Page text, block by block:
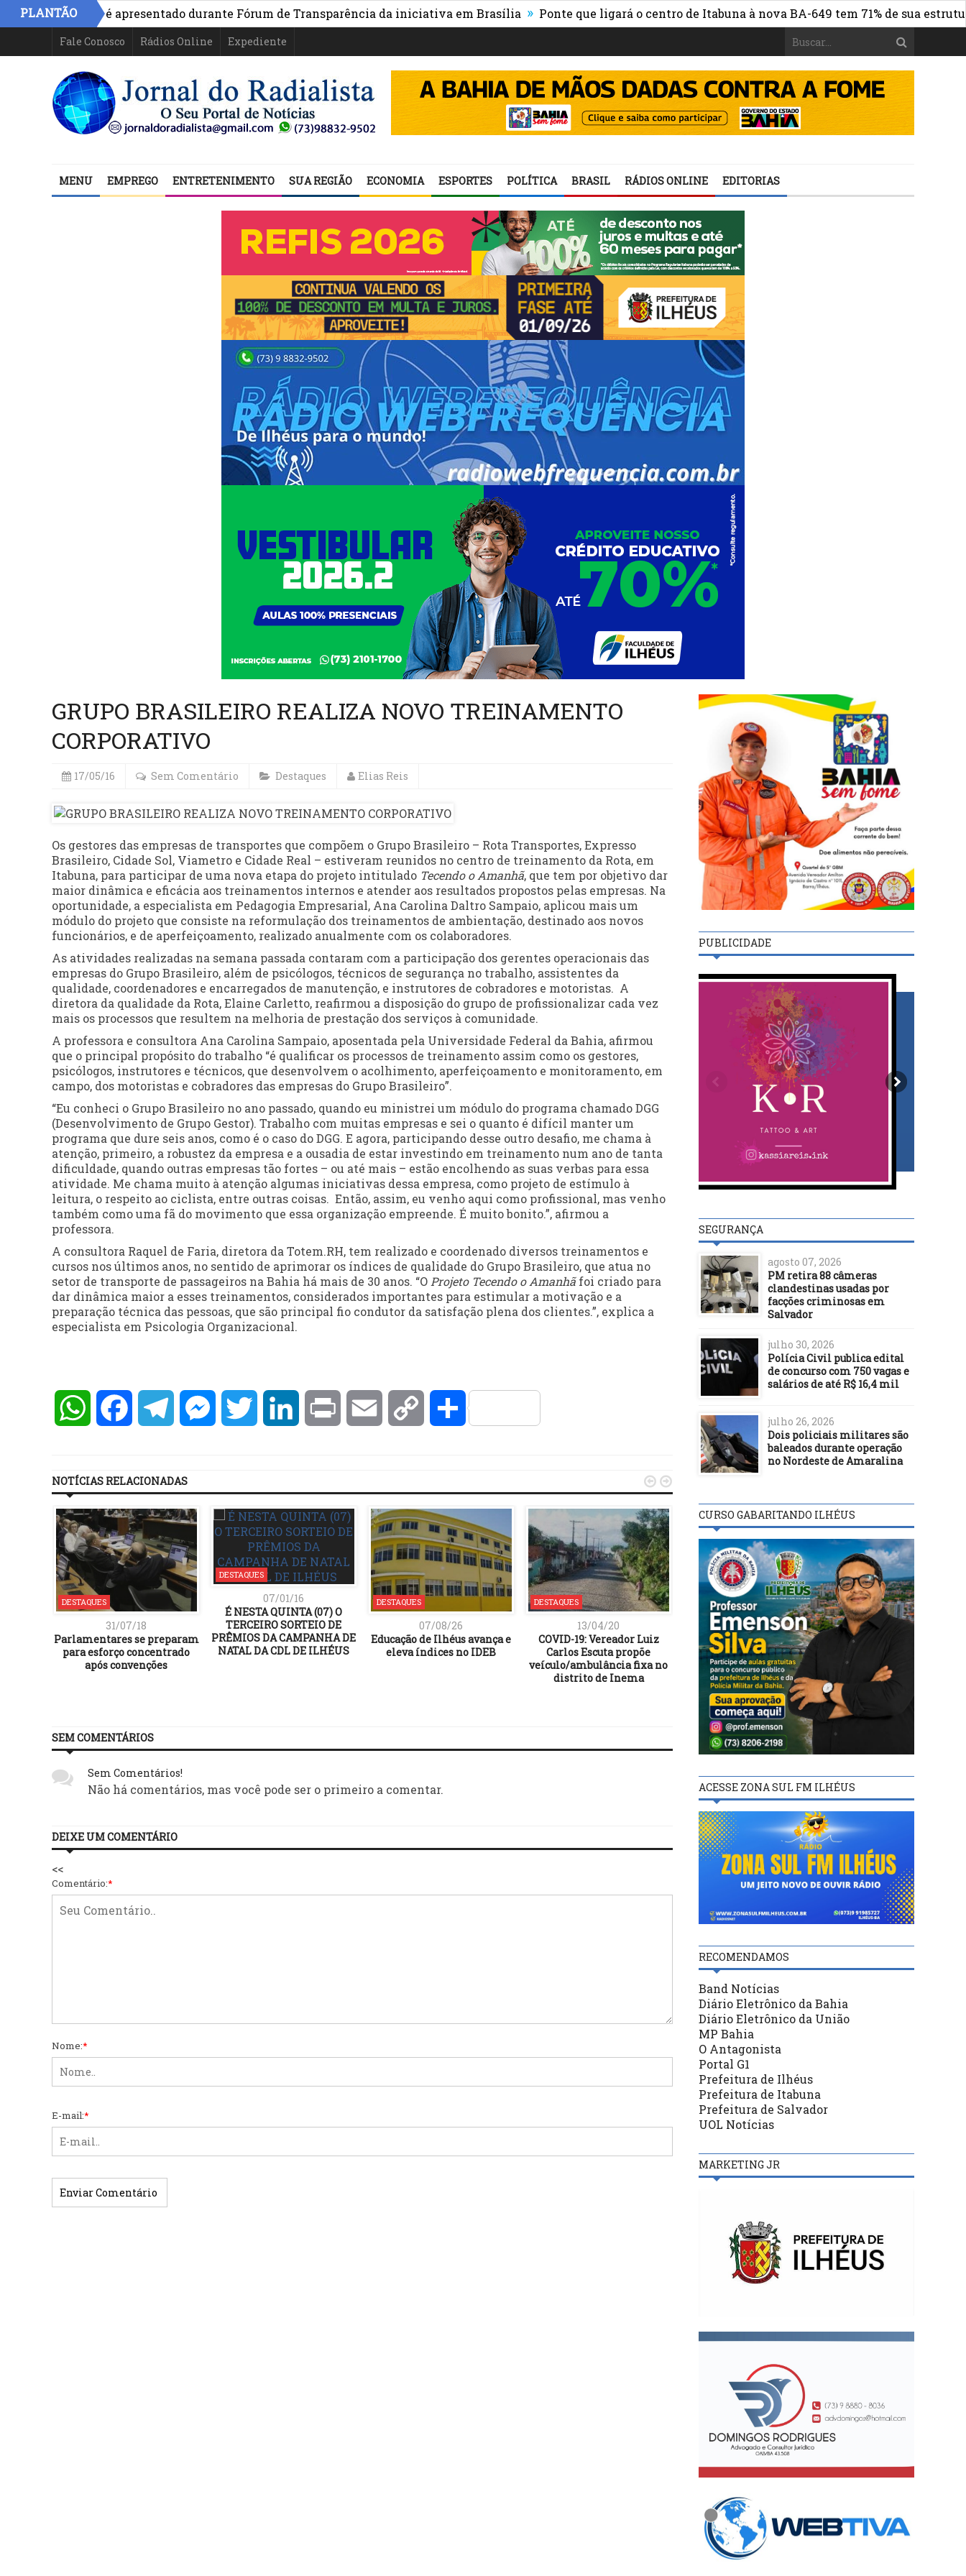
PLANTÃO
na Bahia é apresentado durante Fórum de Transparência da iniciativa em Brasília » Ponte que ligará o centro de Itabuna à nova BA-649 tem 71% de sua estrutura
Fale Conosco Rádios Online Expediente
MENU EMPREGO ENTRETENIMENTO SUA REGIÃO ECONOMIA ESPORTES POLÍTICA BRASIL RÁDIOS ONLINE EDITORIAS
GRUPO BRASILEIRO REALIZA NOVO TREINAMENTO
CORPORATIVO
17/05/16 Sem Comentário Destaques Elias Reis
Os gestores das empresas de transportes que compõem o Grupo Brasileiro – Rota Transportes, Expresso
Brasileiro, Cidade Sol, Viametro e Cidade Real – estiveram reunidos no centro de treinamento da Rota, em
Itabuna, para participar de uma nova etapa do projeto intitulado Tecendo o Amanhã, que tem por objetivo dar
maior dinâmica e eficácia aos treinamentos internos e atender aos resultados propostos pelas empresas. Na
oportunidade, a especialista em Pedagogia Empresarial, Ana Carolina Daltro Sampaio, aplicou mais um
módulo do projeto que consiste na reformulação dos treinamentos de ambientação, destinado aos novos
funcionários, e de aperfeiçoamento, realizado anualmente com os colaboradores.
As atividades realizadas na semana passada contaram com a participação dos gerentes operacionais das
empresas do Grupo Brasileiro, além de psicólogos, técnicos de segurança no trabalho, assistentes da
qualidade, coordenadores e encarregados de manutenção, e instrutores de cobradores e motoristas. A
diretora da qualidade da Rota, Elaine Carletto, reafirmou a disposição do grupo de profissionalizar cada vez
mais os processos que resultem na melhoria de prestação dos serviços à comunidade.
A professora e consultora Ana Carolina Sampaio, aposentada pela Universidade Federal da Bahia, afirmou
que o principal propósito do trabalho “é qualificar os processos de treinamento assim como os gestores,
psicólogos, instrutores e técnicos, que desenvolvem o acolhimento, aperfeiçoamento e monitoramento, em
campo, dos motoristas e cobradores das empresas do Grupo Brasileiro”.
“Eu conheci o Grupo Brasileiro no ano passado, quando eu ministrei um módulo do programa chamado DGG
(Desenvolvimento de Grupo Gestor). Trabalho com muitas empresas e sei o quanto é difícil manter um
programa que dure seis anos, como é o caso do DGG. E agora, participando desse outro desafio, me chama à
atenção, primeiro, a robustez da empresa e a ousadia de estar investindo em treinamento num ano de tanta
dificuldade, quando outras empresas tão fortes – ou até mais – estão encolhendo as suas verbas para essa
atividade. Me chama muito à atenção algumas iniciativas dessa empresa, como projeto de estímulo à
leitura, o respeito ao ciclista, entre outras coisas. Então, assim, eu venho aqui como profissional, mas venho
também como uma fã do movimento que essa organização empreende. É muito bonito.”, afirmou a
professora.
A consultora Raquel de Faria, diretora da Totem.RH, tem realizado e coordenado diversos treinamentos e
cursos nos últimos anos, no sentido de aprimorar os índices de qualidade do Grupo Brasileiro, que atua no
setor de transporte de passageiros na Bahia há mais de 30 anos. “O Projeto Tecendo o Amanhãfoi criado para
dar dinâmica maior a esses treinamentos, considerados importantes para estimular a motivação e a
preparação técnica das pessoas, que são principal fio condutor da satisfação plena dos clientes.”, explica a
especialista em Psicologia Organizacional.
WhatsAppFacebookTelegramMessengerTwitter LinkedInPrint Email Copy Compartilhar
NOTÍCIAS RELACIONADAS
DESTAQUES
31/07/18
Parlamentares se preparam
para esforço concentrado
após convenções
DESTAQUES
07/01/16
É NESTA QUINTA (07) O
TERCEIRO SORTEIO DE
PRÊMIOS DA CAMPANHA DE
NATAL DA CDL DE ILHÉUS
DESTAQUES
07/08/26
Educação de Ilhéus avança e
eleva índices no IDEB
DESTAQUES
13/04/20
COVID-19: Vereador Luiz
Carlos Escuta propõe
veículo/ambulância fixa no
distrito de Inema
DESTAQUES
12/07/23
Prefeitura de Ilhéus leva
drenagem e serviços de
asfalto para moradores da
Rua Bela Vista
DESTAQUES
05/04/23
Projeto de Jerbson
taxa de inscrição
concursos públicos e/
 
SEM COMENTÁRIOS
Sem Comentários!
Não há comentários, mas você pode ser o primeiro a comentar.
DEIXE UM COMENTÁRIO
<<
Comentário:*
Nome:*
E-mail:*
PUBLICIDADE
SEGURANÇA
agosto 07, 2026
PM retira 88 câmeras
clandestinas usadas por
facções criminosas em
Salvador
julho 30, 2026
Polícia Civil publica edital
de concurso com 750 vagas e
salários de até R$ 16,4 mil
julho 26, 2026
Dois policiais militares são
baleados durante operação
no Nordeste de Amaralina
CURSO GABARITANDO ILHÉUS
ACESSE ZONA SUL FM ILHÉUS
RECOMENDAMOS
Band Notícias
Diário Eletrônico da Bahia
Diário Eletrônico da União
MP Bahia
O Antagonista
Portal G1
Prefeitura de Ilhéus
Prefeitura de Itabuna
Prefeitura de Salvador
UOL Notícias
MARKETING JR